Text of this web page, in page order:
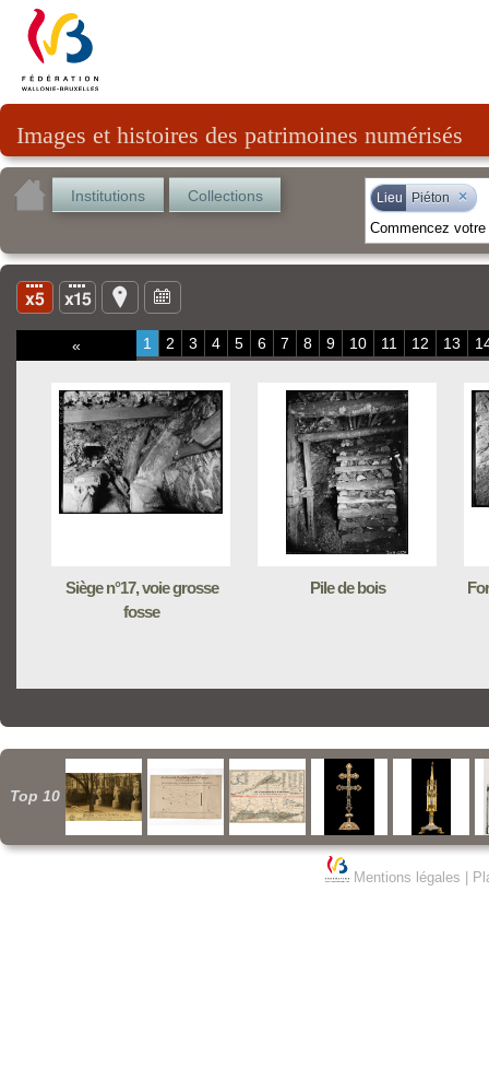
Images et histoires des patrimoines numérisés
Institutions Collections Lieu Piéton ×
« 1 2 3 4 5 6 7 8 9 10 11 12 13
Siège n°17, voie grosse
fosse
Pile de bois
Top 10
Mentions légales